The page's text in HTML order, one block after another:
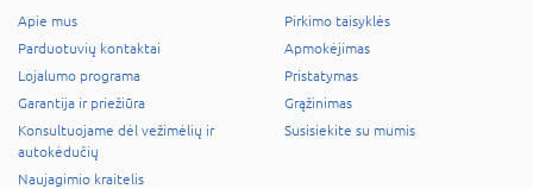
Apie mus
Parduotuvių kontaktai
Lojalumo programa
Garantija ir priežiūra
Konsultuojame dėl vežimėlių ir
autokėdučių
Naujagimio kraitelis
Pirkimo taisyklės
Apmokėjimas
Pristatymas
Grąžinimas
Susisiekite su mumis